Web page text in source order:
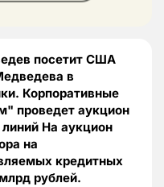
посетит США
в
Корпоративные
проведет аукцион
На аукцион
на
кредитных
рублей.